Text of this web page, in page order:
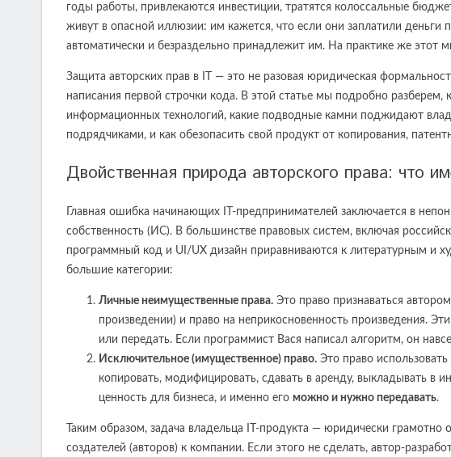
годы работы, привлекаются инвестиции, тратятся колоссальные
живут в опасной иллюзии: им кажется, что если они заплатили деньги
автоматически и безраздельно принадлежит им. На практике же этот
Защита авторских прав в IT — это не разовая юридическая
написания первой строчки кода. В этой статье мы подробно разберем,
информационных технологий, какие подводные камни поджидают
подрядчиками, и как обезопасить свой продукт от копирования,
Двойственная природа авторского права: что
Главная ошибка начинающих IT-предпринимателей заключается в
собственность (ИС). В большинстве правовых систем, включая
программный код и UI/UX дизайн приравниваются к литературным и
большие категории:
Личные неимущественные права. Это право признаваться
произведении) и право на неприкосновенность произведения.
или передать. Если программист Вася написал алгоритм, он
Исключительное (имущественное) право. Это право
копировать, модифицировать, сдавать в аренду, выкладывать в
ценность для бизнеса, и именно его можно и нужно передавать.
Таким образом, задача владельца IT-продукта — юридически
создателей (авторов) к компании. Если этого не сделать, автор-